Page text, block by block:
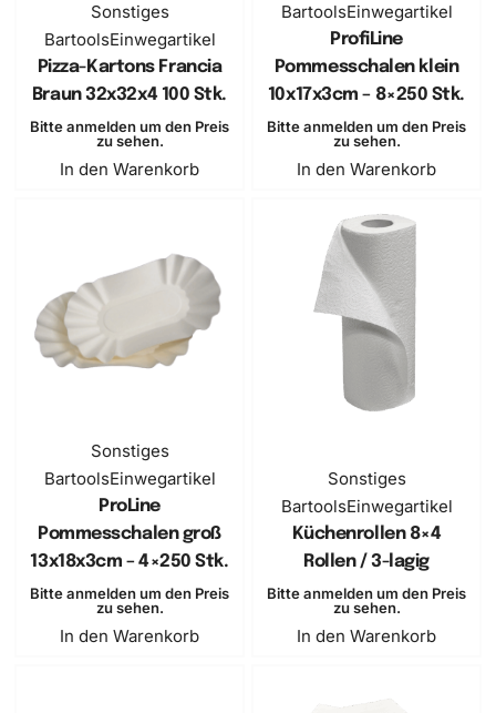
Sonstiges
BartoolsEinwegartikel
Pizza-Kartons Francia
Braun 32x32x4 100 Stk.
Bitte anmelden um den Preis
zu sehen.
In den Warenkorb
BartoolsEinwegartikel
ProfiLine
Pommesschalen klein
10x17x3cm – 8×250 Stk.
Bitte anmelden um den Preis
zu sehen.
In den Warenkorb
Sonstiges
BartoolsEinwegartikel
ProLine
Pommesschalen groß
13x18x3cm – 4×250 Stk.
Bitte anmelden um den Preis
zu sehen.
In den Warenkorb
Sonstiges
BartoolsEinwegartikel
Küchenrollen 8×4
Rollen / 3-lagig
Bitte anmelden um den Preis
zu sehen.
In den Warenkorb